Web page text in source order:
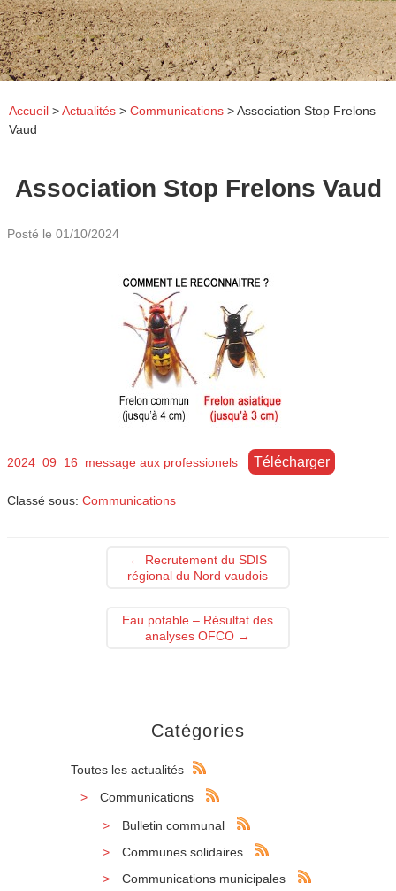
Accueil >Actualités > Communications >Association Stop Frelons
Vaud
Catégories
Toutes les actualités
Communications
Bulletin communal
Communes solidaires
Communications municipales
Association Stop Frelons Vaud
Posté le 01/10/2024
2024_09_16_message aux professionels Télécharger
Classé sous: Communications
← Recrutement du SDIS
régional du Nord vaudois
Eau potable – Résultat des
analyses OFCO →